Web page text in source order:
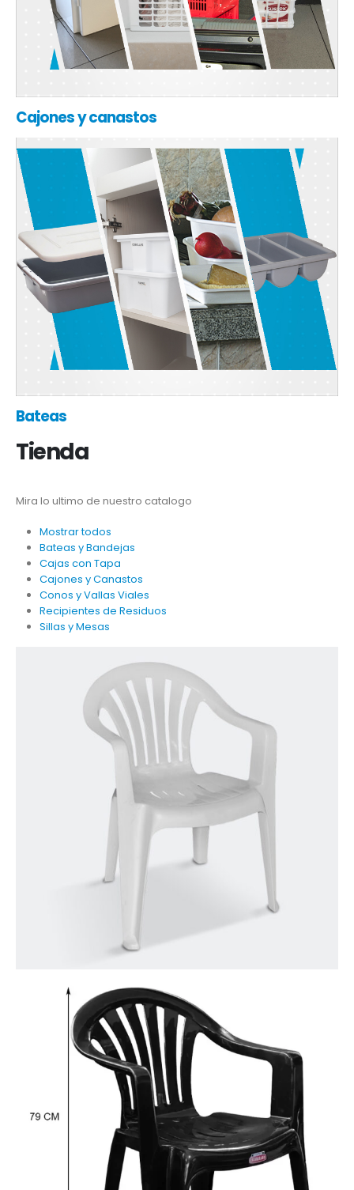
Cajones y canastos
Bateas
Tienda
Mira lo ultimo de nuestro catalogo
Mostrar todos
Bateas y Bandejas
Cajas con Tapa
Cajones y Canastos
Conos y Vallas Viales
Recipientes de Residuos
Sillas y Mesas